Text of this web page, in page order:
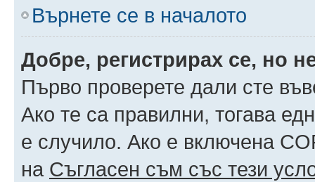
Върнете се в началото
Добре, регистрирах се, но
Първо проверете дали сте
Ако те са правилни, тогава
е случило. Ако е включена
на Съгласен съм със тези